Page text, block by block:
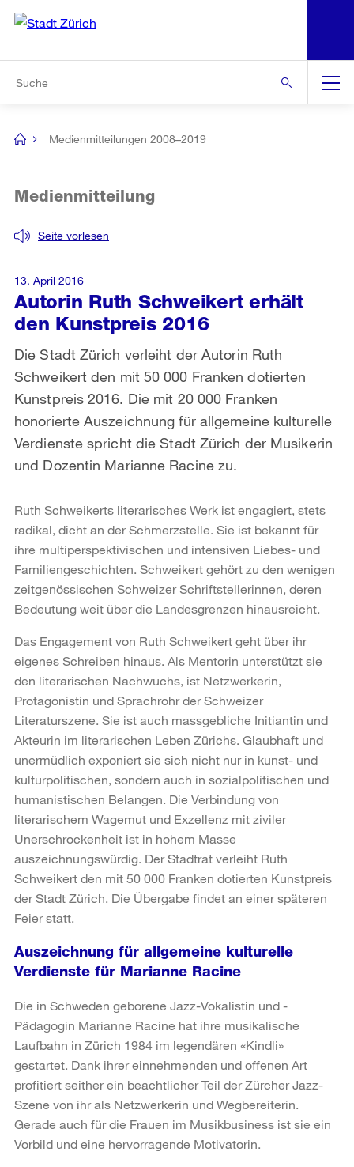
Navigation
[no
Medienmitteilungen 2008–2019
Autorin Ruth Schweikert erhält
den Kunstpreis 2016
Seite vorlesen
Medienmitteilung
Die Stadt Zürich verleiht der Autorin Ruth
Schweikert den mit 50 000 Franken dotierten
Kunstpreis 2016. Die mit 20 000 Franken
honorierte Auszeichnung für allgemeine kulturelle
Verdienste spricht die Stadt Zürich der Musikerin
und Dozentin Marianne Racine zu.
13. April 2016
Ruth Schweikerts literarisches Werk ist engagiert, stets
radikal, dicht an der Schmerzstelle. Sie ist bekannt für
ihre multiperspektivischen und intensiven Liebes- und
Familiengeschichten. Schweikert gehört zu den wenigen
zeitgenössischen Schweizer Schriftstellerinnen, deren
Bedeutung weit über die Landesgrenzen hinausreicht.
Das Engagement von Ruth Schweikert geht über ihr
eigenes Schreiben hinaus. Als Mentorin unterstützt sie
den literarischen Nachwuchs, ist Netzwerkerin,
Protagonistin und Sprachrohr der Schweizer
Literaturszene. Sie ist auch massgebliche Initiantin und
Akteurin im literarischen Leben Zürichs. Glaubhaft und
unermüdlich exponiert sie sich nicht nur in kunst- und
kulturpolitischen, sondern auch in sozialpolitischen und
humanistischen Belangen. Die Verbindung von
literarischem Wagemut und Exzellenz mit ziviler
Unerschrockenheit ist in hohem Masse
auszeichnungswürdig. Der Stadtrat verleiht Ruth
Schweikert den mit 50 000 Franken dotierten Kunstpreis
der Stadt Zürich. Die Übergabe findet an einer späteren
Feier statt.
Auszeichnung für allgemeine kulturelle
Verdienste für Marianne Racine
Die in Schweden geborene Jazz-Vokalistin und -
Pädagogin Marianne Racine hat ihre musikalische
Laufbahn in Zürich 1984 im legendären «Kindli»
gestartet. Dank ihrer einnehmenden und offenen Art
profitiert seither ein beachtlicher Teil der Zürcher Jazz-
Szene von ihr als Netzwerkerin und Wegbereiterin.
Gerade auch für die Frauen im Musikbusiness ist sie ein
Vorbild und eine hervorragende Motivatorin.